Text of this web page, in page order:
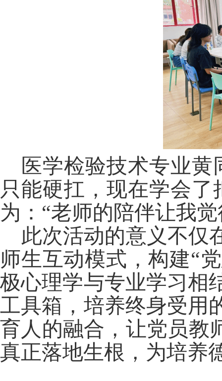
医学检验技术专业黄
只能硬扛，现在学会了
为： “老师的陪伴让我
此次活动的意义不仅
师生互动模式 ，构建“
极心理学与专业学习相
工具箱，培养终身受用
育人的融合，让党员教
真正落地生根，为培养